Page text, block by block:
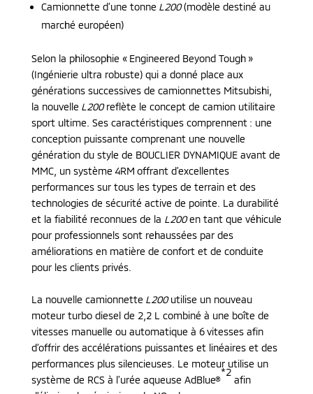
Camionnette d’une tonne L200(modèle destiné au
marché européen)
Selon la philosophie « Engineered Beyond Tough »
(Ingénierie ultra robuste) qui a donné place aux
générations successives de camionnettes Mitsubishi,
la nouvelle L200reflète le concept de camion utilitaire
sport ultime. Ses caractéristiques comprennent : une
conception puissante comprenant une nouvelle
génération du style de BOUCLIER DYNAMIQUE avant de
MMC, un système 4RM offrant d’excellentes
performances sur tous les types de terrain et des
technologies de sécurité active de pointe. La durabilité
et la fiabilité reconnues de la L200en tant que véhicule
pour professionnels sont rehaussées par des
améliorations en matière de confort et de conduite
pour les clients privés.
La nouvelle camionnette L200utilise un nouveau
moteur turbo diesel de 2,2 L combiné à une boîte de
vitesses manuelle ou automatique à 6 vitesses afin
d’offrir des accélérations puissantes et linéaires et des
performances plus silencieuses. Le moteur utilise un
système de RCS à l’urée aqueuse AdBlue®
*2
afin